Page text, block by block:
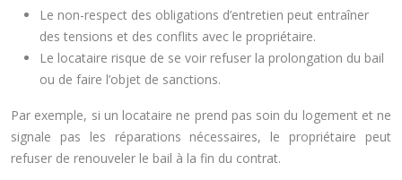
Le non-respect des obligations d’entretien peut entraîner
des tensions et des conflits avec le propriétaire.
Le locataire risque de se voir refuser la prolongation du bail
ou de faire l’objet de sanctions.
Par exemple, si un locataire ne prend pas soin du logement et ne
signale pas les réparations nécessaires, le propriétaire peut
refuser de renouveler le bail à la fin du contrat.